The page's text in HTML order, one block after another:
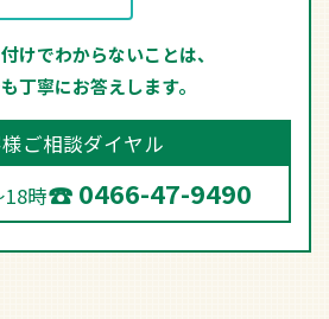
けでわからないことは、
丁寧にお答えします。
ご相談ダイヤル
時
0466-47-9490